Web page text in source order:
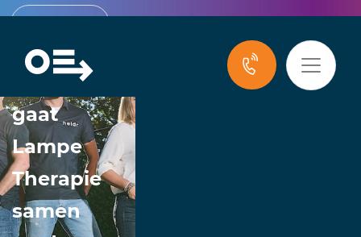
Na 15 jaar
gaat
Lampe
Therapie
samen